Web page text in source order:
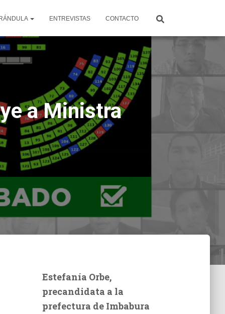
ENTREVISTAS CONTACTO
a Ministra
Estefanía Orbe,
precandidata a la
prefectura de Imbabura